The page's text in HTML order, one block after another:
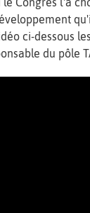
ci-dessous
du pôle